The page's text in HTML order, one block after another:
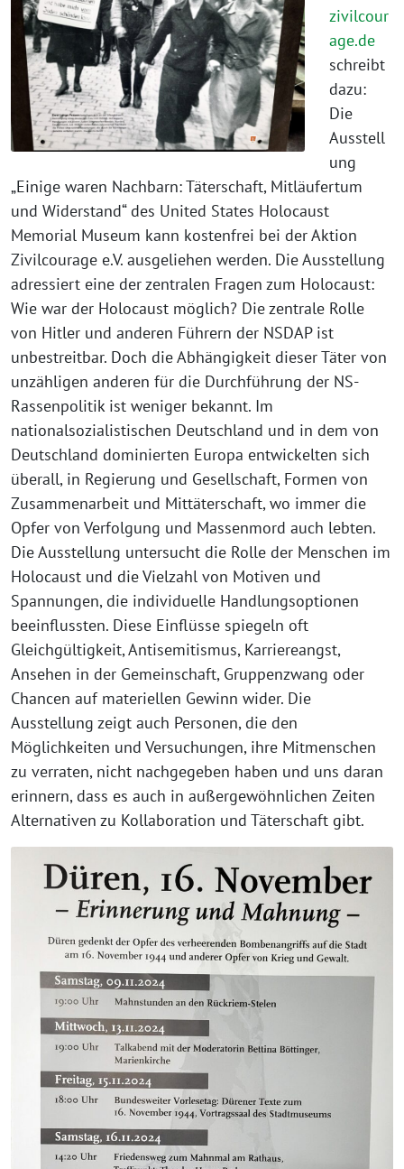
zivilcour
age.de
schreibt
dazu:
Die
Ausstell
ung
„Einige waren Nachbarn: Täterschaft, Mitläufertum
und Widerstand“ des United States Holocaust
Memorial Museum kann kostenfrei bei der Aktion
Zivilcourage e.V. ausgeliehen werden. Die Ausstellung
adressiert eine der zentralen Fragen zum Holocaust:
Wie war der Holocaust möglich? Die zentrale Rolle
von Hitler und anderen Führern der NSDAP ist
unbestreitbar. Doch die Abhängigkeit dieser Täter von
unzähligen anderen für die Durchführung der NS-
Rassenpolitik ist weniger bekannt. Im
nationalsozialistischen Deutschland und in dem von
Deutschland dominierten Europa entwickelten sich
überall, in Regierung und Gesellschaft, Formen von
Zusammenarbeit und Mittäterschaft, wo immer die
Opfer von Verfolgung und Massenmord auch lebten.
Die Ausstellung untersucht die Rolle der Menschen im
Holocaust und die Vielzahl von Motiven und
Spannungen, die individuelle Handlungsoptionen
beeinflussten. Diese Einflüsse spiegeln oft
Gleichgültigkeit, Antisemitismus, Karriereangst,
Ansehen in der Gemeinschaft, Gruppenzwang oder
Chancen auf materiellen Gewinn wider. Die
Ausstellung zeigt auch Personen, die den
Möglichkeiten und Versuchungen, ihre Mitmenschen
zu verraten, nicht nachgegeben haben und uns daran
erinnern, dass es auch in außergewöhnlichen Zeiten
Alternativen zu Kollaboration und Täterschaft gibt.